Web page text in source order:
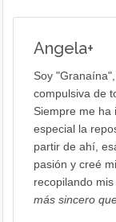
Angela+
Soy
compulsiva de
Siempre me ha
especial la
partir de ahí,
pasión y creé
recopilando
más sincero